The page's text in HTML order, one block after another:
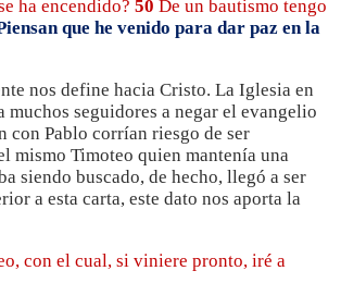
ha encendido? 50 De un bautismo tengo
que he venido para dar paz en la
nos define hacia Cristo. La Iglesia en
seguidores a negar el evangelio
con Pablo corrían riesgo de ser
mismo Timoteo quien mantenía una
siendo buscado, de hecho, llegó a ser
a esta carta, este dato nos aporta la
con el cual, si viniere pronto, iré a